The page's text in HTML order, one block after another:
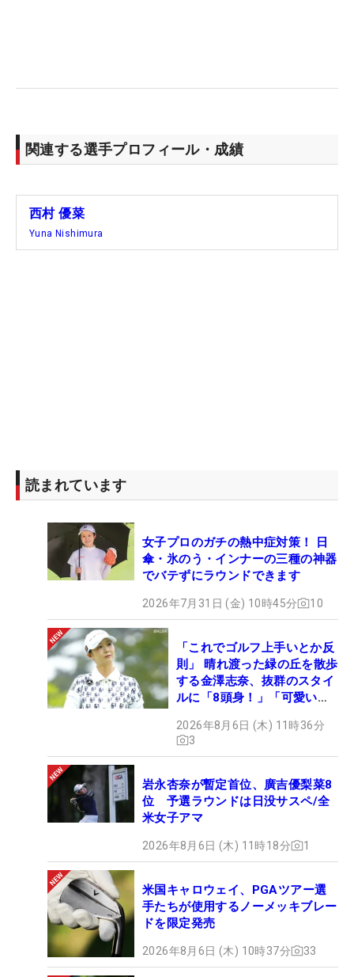
関連する選手プロフィール・成績
西村 優菜
Yuna Nishimura
読まれています
女子プロのガチの熱中症対策！ 日
傘・氷のう・インナーの三種の神器
でバテずにラウンドできます
2026年7月31日 (金) 10時45分 10
「これでゴルフ上手いとか反
則」 晴れ渡った緑の丘を散歩
する金澤志奈、抜群のスタイ
ルに「8頭身！」「可愛いに
2026年8月6日 (木) 11時36分
3
岩永杏奈が暫定首位、廣吉優梨菜8
位 予選ラウンドは日没サスペ/全
米女子アマ
2026年8月6日 (木) 11時18分 1
米国キャロウェイ、PGAツアー選
手たちが使用するノーメッキブレー
ドを限定発売
2026年8月6日 (木) 10時37分 33